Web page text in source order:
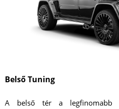
Belső Tuning
A belső tér a legfinomabb